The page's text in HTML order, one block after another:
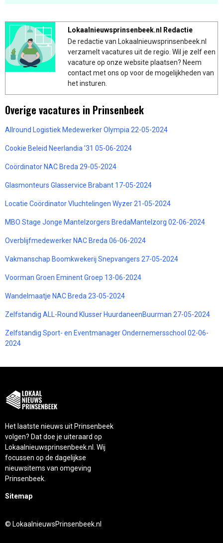
Lokaalnieuwsprinsenbeek.nl Redactie
De redactie van Lokaalnieuwsprinsenbeek.nl
verzamelt vacatures uit de regio. Wil je zelf een
vacature op onze website plaatsen? Neem
contact met ons op voor de mogelijkheden van
het insturen.
Overige vacatures in Prinsenbeek
Allround Logistiek Medewerker Olympia 22-05-2024
Cookie Beleid Neerlandia ’31 05-06-2024
Coördinator NAC Breda 29-05-2024
Glasmonteurs Glasservice Brabant 17-05-2024
Locatie Coördinator Vluchtelingen Wyzer 21-05-2024
MBO Stage Jonge Mantelzorgers BredaMantelzorg 02-06-2024
Overblijfmedewerker NAC Breda 06-06-2024
Vakmanschap Boomkwekerij Snepvangers 27-05-2024
Voorman Groen Eminent Groep 13-06-2024
Wandelmaatje NAC Breda 23-05-2024
Zelfstandig ALL-Round Klusser HuurdaneenBuurman 27-05-2024
Zelfstandig Sport- en Eventmanager Ondernemersschool 02-06-
2024
Het laatste nieuws uit Prinsenbeek
volgen? Dat doe je uiteraard op
Lokaalnieuwsprinsenbeek.nl. Wij
focussen op de dagelijkse
nieuwsitems van omgeving
Prinsenbeek.
Sitemap
© LokaalnieuwsPrinsenbeek.nl